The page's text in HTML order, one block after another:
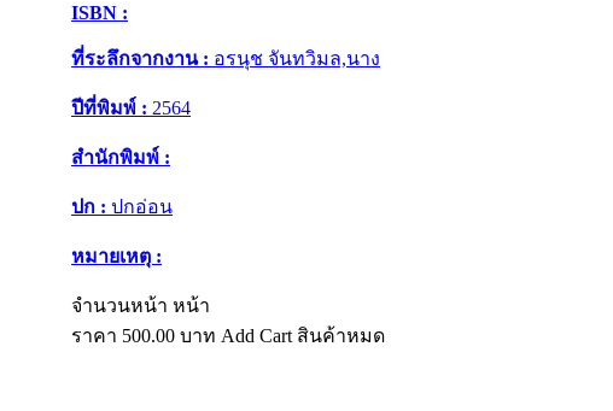
ISBN :
ที่ระลึกจากงาน : อรนุช จันทวิมล,นาง
ปีที่พิมพ์ : 2564
สำนักพิมพ์ :
ปก : ปกอ่อน
หมายเหตุ :
จำนวนหน้า หน้า
ราคา 500.00 บาท Add Cart สินค้าหมด